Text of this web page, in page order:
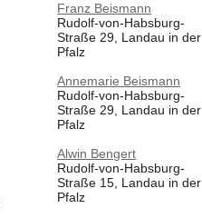
Franz Beismann
Rudolf-von-Habsburg-
Straße 29, Landau in der
Pfalz
Annemarie Beismann
Rudolf-von-Habsburg-
Straße 29, Landau in der
Pfalz
Alwin Bengert
Rudolf-von-Habsburg-
Straße 15, Landau in der
Pfalz